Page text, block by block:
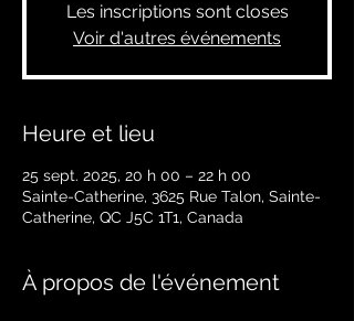
Les inscriptions sont closes
Voir d'autres événements
Heure et lieu
25 sept. 2025, 20 h 00 – 22 h 00
Sainte-Catherine, 3625 Rue Talon, Sainte-
Catherine, QC J5C 1T1, Canada
À propos de l'événement